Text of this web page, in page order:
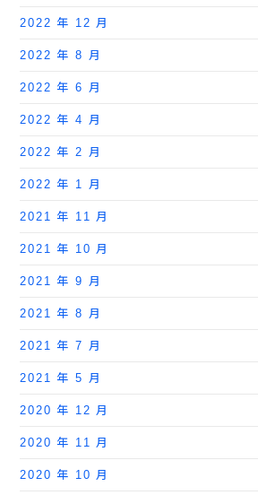
2022 年 12 月
2022 年 8 月
2022 年 6 月
2022 年 4 月
2022 年 2 月
2022 年 1 月
2021 年 11 月
2021 年 10 月
2021 年 9 月
2021 年 8 月
2021 年 7 月
2021 年 5 月
2020 年 12 月
2020 年 11 月
2020 年 10 月